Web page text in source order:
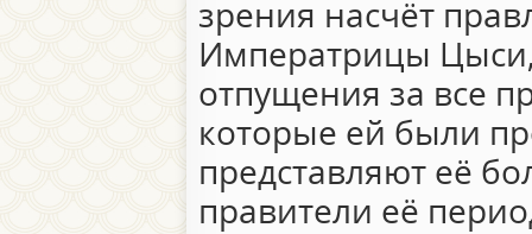
зрения насчёт
Императрицы
отпущения за все
которые ей были
представляют её
правители её